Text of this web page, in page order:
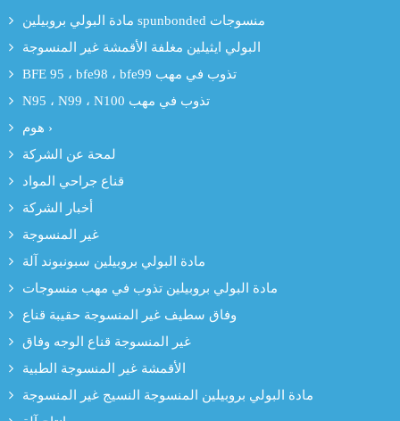
مادة البولي بروبيلين spunbonded منسوجات
البولي ايثيلين مغلفة الأقمشة غير المنسوجة
BFE 95 ، bfe98 ، bfe99 تذوب في مهب
N95 ، N99 ، N100 تذوب في مهب
هوم ›
لمحة عن الشركة
قناع جراحي المواد
أخبار الشركة
غير المنسوجة
مادة البولي بروبيلين سبونبوند آلة
مادة البولي بروبيلين تذوب في مهب منسوجات
وفاق سطيف غير المنسوجة حقيبة قناع
غير المنسوجة قناع الوجه وفاق
الأقمشة غير المنسوجة الطبية
مادة البولي بروبيلين المنسوجة النسيج غير المنسوجة